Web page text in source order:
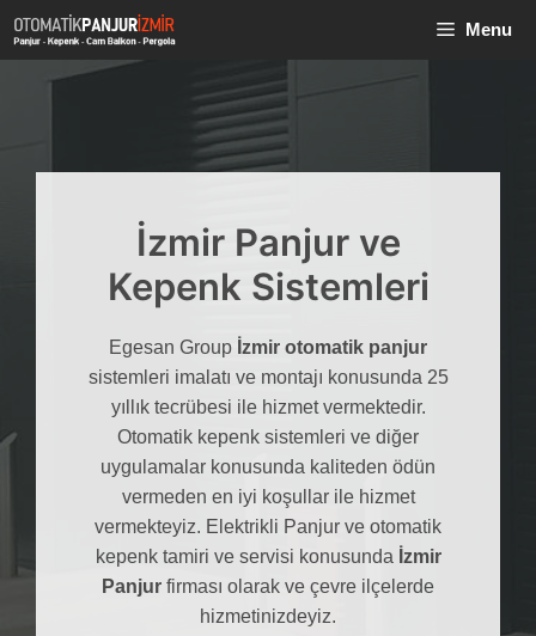
İçeriğe
atla
Menu
İzmir Panjur ve
Kepenk Sistemleri
Egesan Group İzmir otomatik panjur
sistemleri imalatı ve montajı konusunda 25
yıllık tecrübesi ile hizmet vermektedir.
Otomatik kepenk sistemleri ve diğer
uygulamalar konusunda kaliteden ödün
vermeden en iyi koşullar ile hizmet
vermekteyiz. Elektrikli Panjur ve otomatik
kepenk tamiri ve servisi konusunda İzmir
Panjur firması olarak ve çevre ilçelerde
hizmetinizdeyiz.